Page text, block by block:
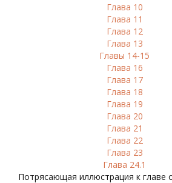
Глава 10
Глава 11
Глава 12
Глава 13
Главы 14-15
Глава 16
Глава 17
Глава 18
Глава 19
Глава 20
Глава 21
Глава 22
Глава 23
Глава 24.1
Потрясающая иллюстрация к главе